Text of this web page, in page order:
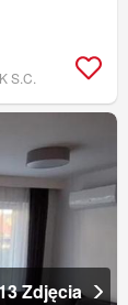
S.C.
Zdjęcia